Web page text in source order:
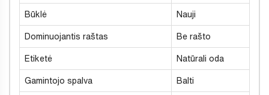
Būklė Nauji
Dominuojantis raštas Be rašto
Etiketė Natūrali oda
Gamintojo spalva Balti